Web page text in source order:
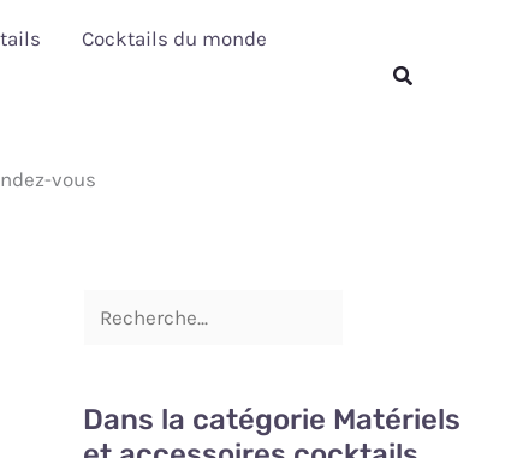
Cocktails du monde
Rechercher
vous
e
Dans la catégorie Matériels